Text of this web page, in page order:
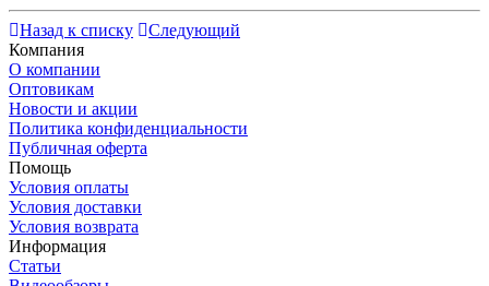
Назад к списку
Следующий
Компания
О компании
Оптовикам
Новости и акции
Политика конфиденциальности
Публичная оферта
Помощь
Условия оплаты
Условия доставки
Условия возврата
Информация
Статьи